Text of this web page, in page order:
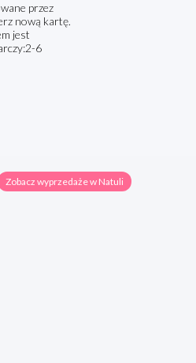
przez
nową kartę.
jest
6
Zobacz wyprzedaże w Natuli